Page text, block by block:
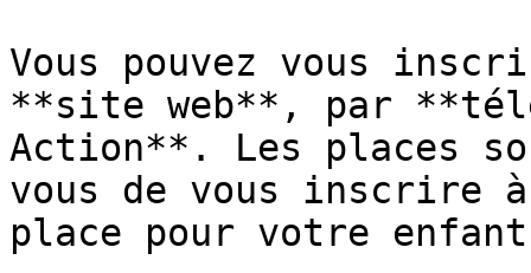
Vous pouvez vous
**site web**, par
Action**. Les places
vous de vous inscrire
place pour votre